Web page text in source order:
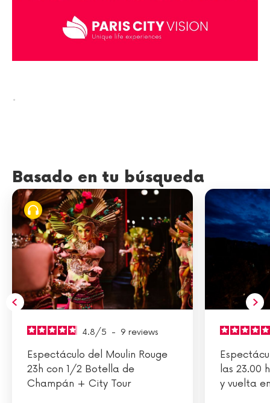
.
Basado en tu búsqueda
4.8/5 - 9 reviews
Espectáculo del Moulin Rouge
23h con 1/2 Botella de
Champán + City Tour
las 23.00
y vuelta